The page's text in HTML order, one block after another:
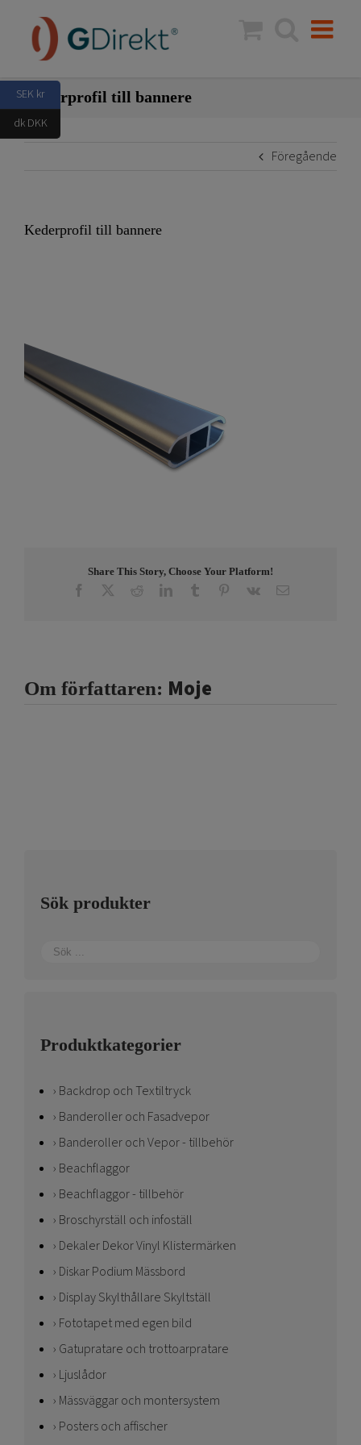
innehållet
Kederprofil till bannere
Föregående
Kederprofil till bannere
Share This Story, Choose Your Platform!
Facebook RedditLinkedInTumblr Pinterest
Vk E-
Om författaren: Moje
Sök produkter
Produktkategorier
Backdrop och Textiltryck
Banderoller och Fasadvepor
Banderoller och Vepor - tillbehör
Beachflaggor
Beachflaggor - tillbehör
Broschyrställ och infoställ
Dekaler Dekor Vinyl Klistermärken
Diskar Podium Mässbord
Display Skylthållare Skyltställ
Fototapet med egen bild
Gatupratare och trottoarpratare
Ljuslådor
Mässväggar och montersystem
Posters och affischer
SEK kr
dk DKK